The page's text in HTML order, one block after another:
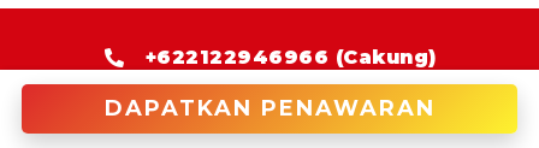
DAPATKAN PENAWARAN
+622122946966 (Cakung)
enquiries@tradecorp.co.id